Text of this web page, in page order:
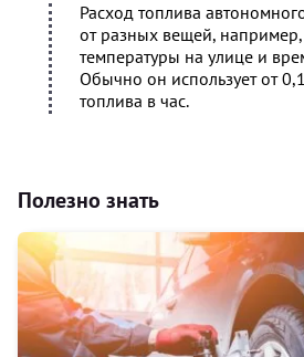
Расход топлива
от разных вещей,
температуры на улице и
Обычно он использует от
топлива в час.
Полезно знать